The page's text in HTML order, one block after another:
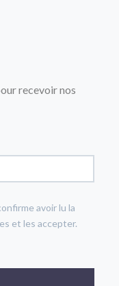
recevoir nos
avoir lu la
et les accepter.